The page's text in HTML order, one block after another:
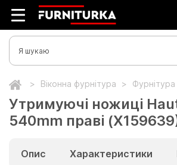
Віконна фурнітура Фурнітура
Утримуючі ножиці
540mm праві
Опис Характеристики